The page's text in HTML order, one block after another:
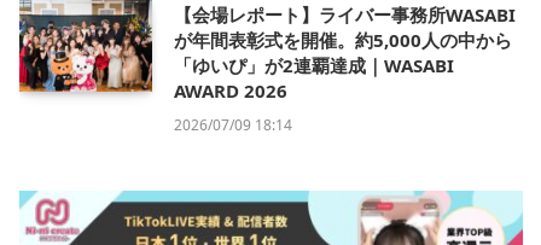
【会場レポート】ライバー事務所WASABI
が年間表彰式を開催。約5,000人の中から
「ゆいぴ」が2連覇達成｜WASABI
AWARD 2026
2026/07/09 18:14